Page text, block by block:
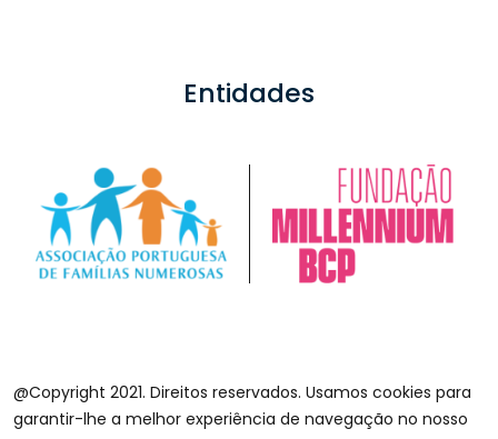
Entidades
@Copyright 2021. Direitos reservados. Usamos cookies para
garantir-lhe a melhor experiência de navegação no nosso